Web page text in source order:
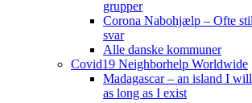
grupper
Corona Nabohjælp – Ofte
svar
Alle danske kommuner
Covid19 Neighborhelp Worldwide
Madagascar – an island I
as long as I exist